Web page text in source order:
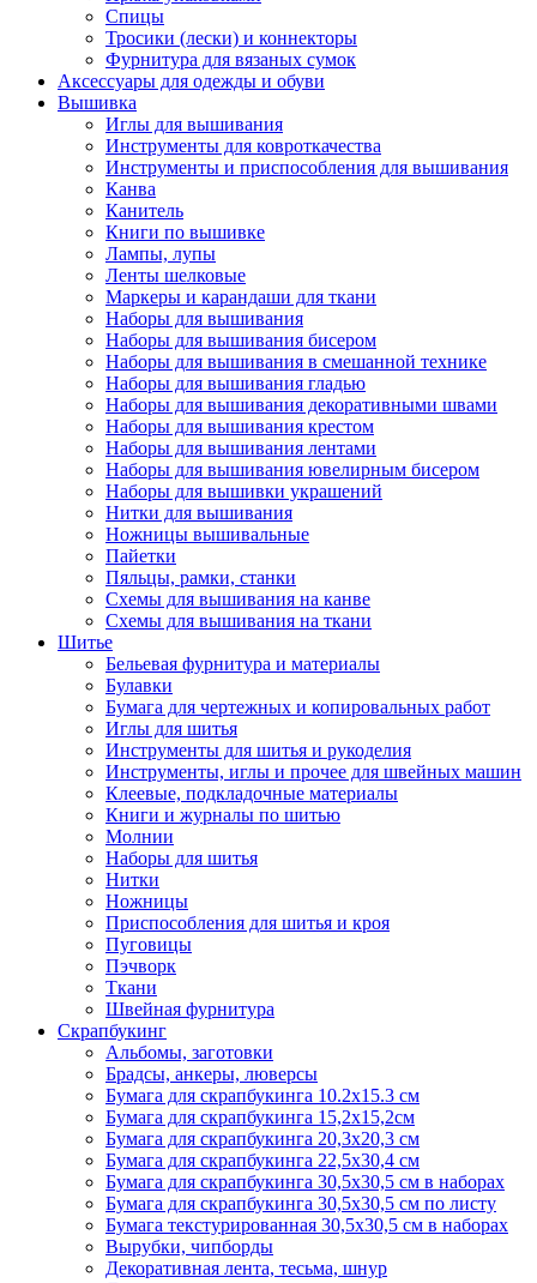
Спицы
Тросики (лески) и коннекторы
Фурнитура для вязаных сумок
Аксессуары для одежды и обуви
Вышивка
Иглы для вышивания
Инструменты для ковроткачества
Инструменты и приспособления для вышивания
Канва
Канитель
Книги по вышивке
Лампы, лупы
Ленты шелковые
Маркеры и карандаши для ткани
Наборы для вышивания
Наборы для вышивания бисером
Наборы для вышивания в смешанной технике
Наборы для вышивания гладью
Наборы для вышивания декоративными швами
Наборы для вышивания крестом
Наборы для вышивания лентами
Наборы для вышивания ювелирным бисером
Наборы для вышивки украшений
Нитки для вышивания
Ножницы вышивальные
Пайетки
Пяльцы, рамки, станки
Схемы для вышивания на канве
Схемы для вышивания на ткани
Шитье
Бельевая фурнитура и материалы
Булавки
Бумага для чертежных и копировальных работ
Иглы для шитья
Инструменты для шитья и рукоделия
Инструменты, иглы и прочее для швейных машин
Клеевые, подкладочные материалы
Книги и журналы по шитью
Молнии
Наборы для шитья
Нитки
Ножницы
Приспособления для шитья и кроя
Пуговицы
Пэчворк
Ткани
Швейная фурнитура
Скрапбукинг
Альбомы, заготовки
Брадсы, анкеры, люверсы
Бумага для скрапбукинга 10.2х15.3 см
Бумага для скрапбукинга 15,2х15,2см
Бумага для скрапбукинга 20,3х20,3 см
Бумага для скрапбукинга 22,5х30,4 см
Бумага для скрапбукинга 30,5х30,5 см в наборах
Бумага для скрапбукинга 30,5х30,5 см по листу
Бумага текстурированная 30,5х30,5 см в наборах
Вырубки, чипборды
Декоративная лента, тесьма, шнур